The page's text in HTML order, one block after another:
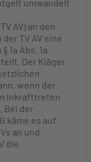
umwandelt
AV) an den
TV AV eine
1a Abs. 1a
Der Kläger
wenn der
Inkrafttreten
Bei der
käme es auf
an und
die